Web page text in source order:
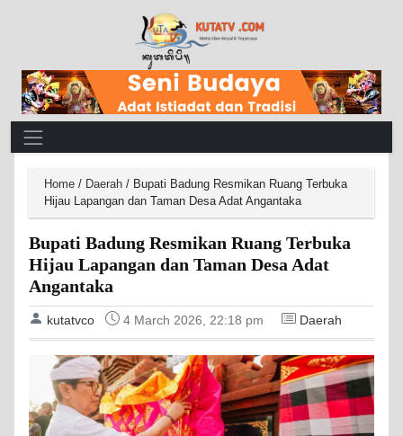
Main Navigation
Home / Daerah / Bupati Badung Resmikan Ruang Terbuka
Hijau Lapangan dan Taman Desa Adat Angantaka
Bupati Badung Resmikan Ruang Terbuka
Hijau Lapangan dan Taman Desa Adat
Angantaka
kutatvco 4 March 2026, 22:18 pm Daerah